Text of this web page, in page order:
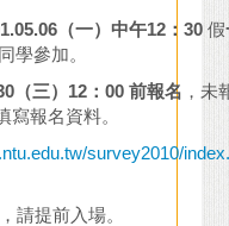
（一）中午12 ：30假
學參加。
（三）12：00 前報名 ，未
報名資料。
survey2010/
請提前入場。